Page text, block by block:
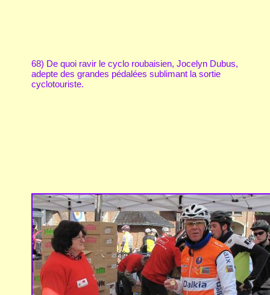
68) De quoi ravir le cyclo roubaisien, Jocelyn Dubus,
adepte des grandes pédalées sublimant la sortie
cyclotouriste.